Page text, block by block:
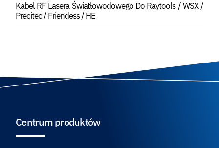
Kabel RF Lasera Światłowodowego Do Raytools / WSX /
Precitec / Friendess / HE
Centrum produktów